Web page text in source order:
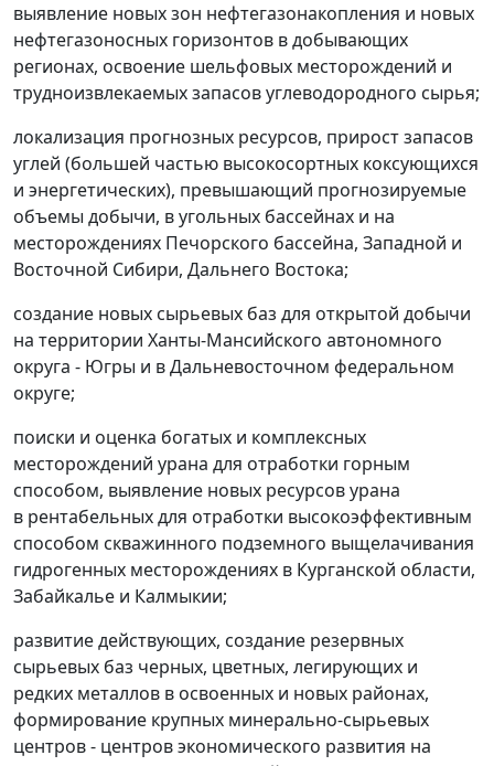
выявление новых зон нефтегазонакопления и новых
нефтегазоносных горизонтов в добывающих
регионах, освоение шельфовых месторождений и
трудноизвлекаемых запасов углеводородного сырья;
локализация прогнозных ресурсов, прирост запасов
углей (большей частью высокосортных коксующихся
и энергетических), превышающий прогнозируемые
объемы добычи, в угольных бассейнах и на
месторождениях Печорского бассейна, Западной и
Восточной Сибири, Дальнего Востока;
создание новых сырьевых баз для открытой добычи
на территории Ханты-Мансийского автономного
округа - Югры и в Дальневосточном федеральном
округе;
поиски и оценка богатых и комплексных
месторождений урана для отработки горным
способом, выявление новых ресурсов урана
в рентабельных для отработки высокоэффективным
способом скважинного подземного выщелачивания
гидрогенных месторождениях в Курганской области,
Забайкалье и Калмыкии;
развитие действующих, создание резервных
сырьевых баз черных, цветных, легирующих и
редких металлов в освоенных и новых районах,
формирование крупных минерально-сырьевых
центров - центров экономического развития на